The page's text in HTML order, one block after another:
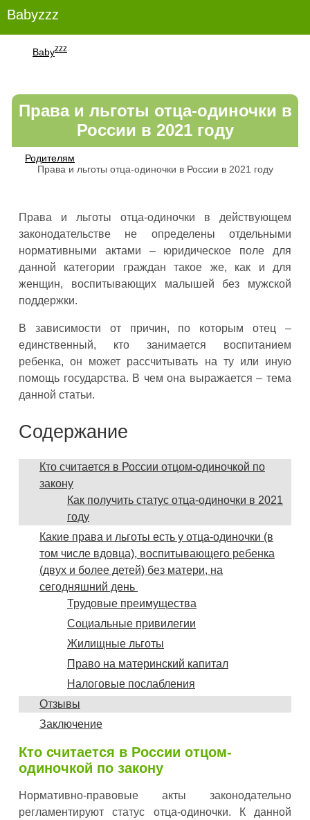
Babyzzz
Babyzzz
Родителям
Права и льготы отца-одиночки в России в 2021 году
Права и льготы отца-одиночки в
России в 2021 году
Права и льготы отца-одиночки в действующем
законодательстве не определены отдельными
нормативными актами – юридическое поле для
данной категории граждан такое же, как и для
женщин, воспитывающих малышей без мужской
поддержки.
В зависимости от причин, по которым отец –
единственный, кто занимается воспитанием
ребенка, он может рассчитывать на ту или иную
помощь государства. В чем она выражается – тема
данной статьи.
Содержание
Кто считается в России отцом-одиночкой по
закону
Как получить статус отца-одиночки в 2021
году
Какие права и льготы есть у отца-одиночки (в
том числе вдовца), воспитывающего ребенка
(двух и более детей) без матери, на
сегодняшний день
Трудовые преимущества
Социальные привилегии
Жилищные льготы
Право на материнский капитал
Налоговые послабления
Отзывы
Заключение
Кто считается в России отцом-
одиночкой по закону
Нормативно-правовые акты законодательно
регламентируют статус отца-одиночки. К данной